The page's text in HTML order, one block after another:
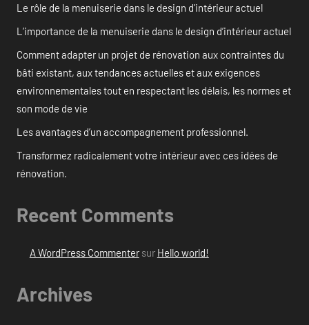
Le rôle de la menuiserie dans le design d’intérieur actuel
L’importance de la menuiserie dans le design d’intérieur actuel
Comment adapter un projet de rénovation aux contraintes du
bâti existant, aux tendances actuelles et aux exigences
environnementales tout en respectant les délais, les normes et
son mode de vie
Les avantages d’un accompagnement professionnel.
Transformez radicalement votre intérieur avec ces idées de
rénovation.
Recent Comments
A WordPress Commentersur Hello world!
Archives